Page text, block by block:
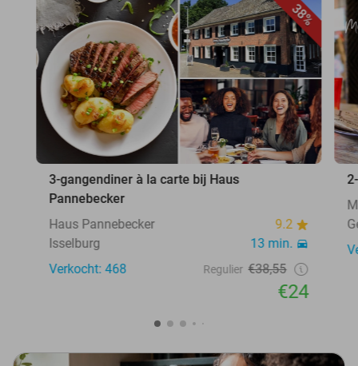
38%
3-gangendiner à la carte bij Haus
Pannebecker
Haus Pannebecker
9.2
Isselburg
13 min.
Verkocht: 468
Regulier €38,55
€24